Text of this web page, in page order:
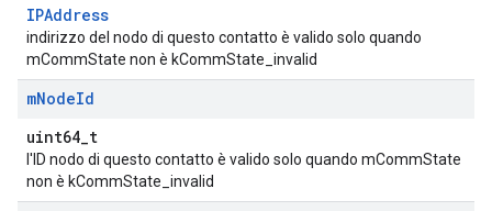
IPAddress
indirizzo del nodo di questo contatto è valido solo quando
mCommState non è kCommState_invalid
mNodeId
uint64_t
l'ID nodo di questo contatto è valido solo quando mCommState
non è kCommState_invalid